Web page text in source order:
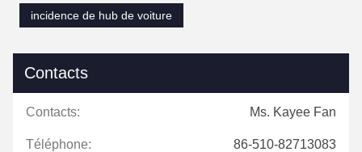
incidence de hub de voiture
Contacts
Contacts: Ms. Kayee Fan
Téléphone: 86-510-82713083